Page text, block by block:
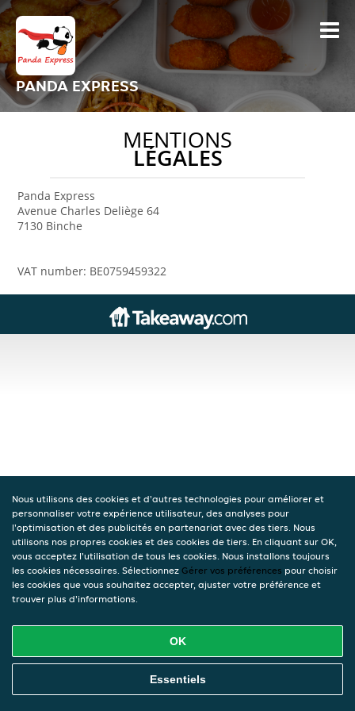
PANDA EXPRESS
MENTIONS
LÉGALES
Panda Express
Avenue Charles Deliège 64
7130 Binche
VAT number: BE0759459322
Nous utilisons des cookies et d'autres technologies pour améliorer et
personnaliser votre expérience utilisateur, des analyses pour
l'optimisation et des publicités en partenariat avec des tiers. Nous
utilisons nos propres cookies et des cookies de tiers. En cliquant sur OK,
vous acceptez l'utilisation de tous les cookies. Nous installons toujours
les cookies nécessaires. Sélectionnez Gérer vos préférences pour choisir
les cookies que vous souhaitez accepter, ajuster votre préférence et
trouver plus d'informations.
OK
Essentiels